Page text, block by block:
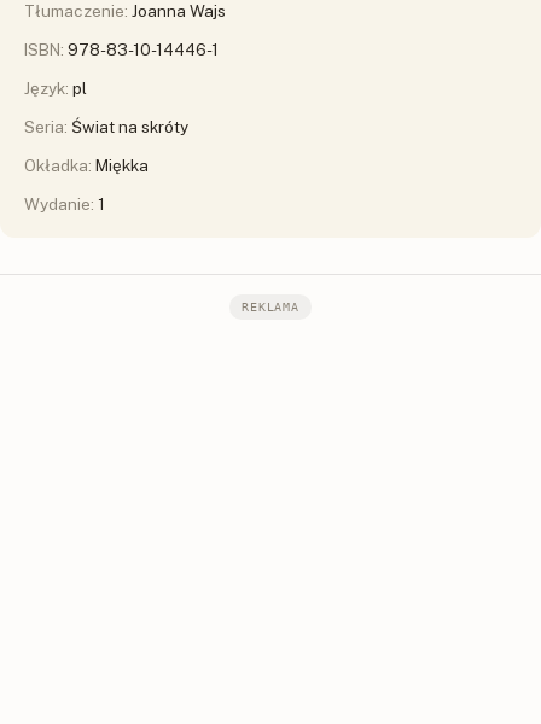
Tłumaczenie: Joanna Wajs
ISBN: 978-83-10-14446-1
Język: pl
Seria: Świat na skróty
Okładka: Miękka
Wydanie: 1
REKLAMA